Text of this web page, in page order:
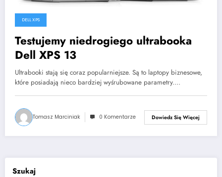
DELL XPS
Testujemy niedrogiego ultrabooka
Dell XPS 13
Ultrabooki stają się coraz popularniejsze. Są to laptopy biznesowe,
które posiadają nieco bardziej wyśrubowane parametry.…
Tomasz Marciniak 0 Komentarze Dowiedz Się Więcej
Szukaj